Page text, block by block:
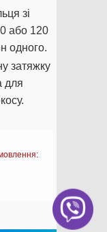
зі
або 120
одного.
затяжку
для